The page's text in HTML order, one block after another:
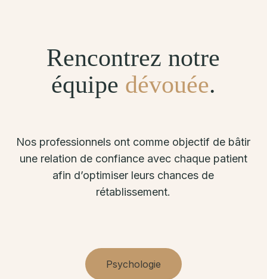
Rencontrez notre
équipe dévouée.
Nos professionnels ont comme objectif de bâtir
une relation de confiance avec chaque patient
afin d’optimiser leurs chances de
rétablissement.
Psychologie